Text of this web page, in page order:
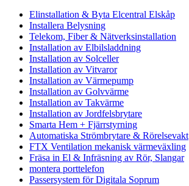
Elinstallation & Byta Elcentral Elskåp
Installera Belysning
Telekom, Fiber & Nätverksinstallation
Installation av Elbilsladdning
Installation av Solceller
Installation av Vitvaror
Installation av Värmepump
Installation av Golvvärme
Installation av Takvärme
Installation av Jordfelsbrytare
Smarta Hem + Fjärrstyrning
Automatiska Strömbrytare & Rörelsevakt
FTX Ventilation mekanisk värmeväxling
Fräsa in El & Infräsning av Rör, Slangar
montera porttelefon
Passersystem för Digitala Soprum